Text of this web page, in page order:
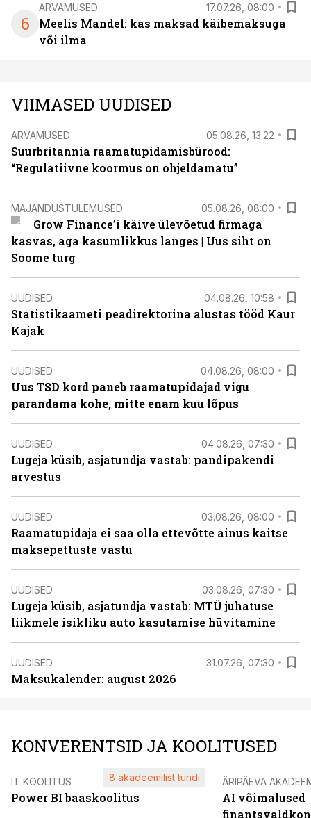
6
ARVAMUSED 17.07.26, 08:00
Meelis Mandel: kas maksad käibemaksuga
või ilma
VIIMASED UUDISED
ARVAMUSED 05.08.26, 13:22
Suurbritannia raamatupidamisbürood:
“Regulatiivne koormus on ohjeldamatu”
MAJANDUSTULEMUSED 05.08.26, 08:00
Grow Finance’i käive ülevõetud firmaga
kasvas, aga kasumlikkus langes | Uus siht on
Soome turg
UUDISED 04.08.26, 10:58
Statistikaameti peadirektorina alustas tööd Kaur
Kajak
UUDISED 04.08.26, 08:00
Uus TSD kord paneb raamatupidajad vigu
parandama kohe, mitte enam kuu lõpus
UUDISED 04.08.26, 07:30
Lugeja küsib, asjatundja vastab: pandipakendi
arvestus
UUDISED 03.08.26, 08:00
Raamatupidaja ei saa olla ettevõtte ainus kaitse
maksepettuste vastu
UUDISED 03.08.26, 07:30
Lugeja küsib, asjatundja vastab: MTÜ juhatuse
liikmele isikliku auto kasutamise hüvitamine
UUDISED 31.07.26, 07:30
Maksukalender: august 2026
KONVERENTSID JA KOOLITUSED
IT KOOLITUS
Power BI baaskoolitus
8 akadeemilist tundi ÄRIPÄEVA
AI võimalused